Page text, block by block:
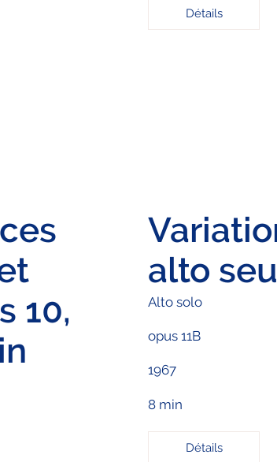
Détails
10,
alto
Alto solo
opus 11B
1967
8 min
Détails